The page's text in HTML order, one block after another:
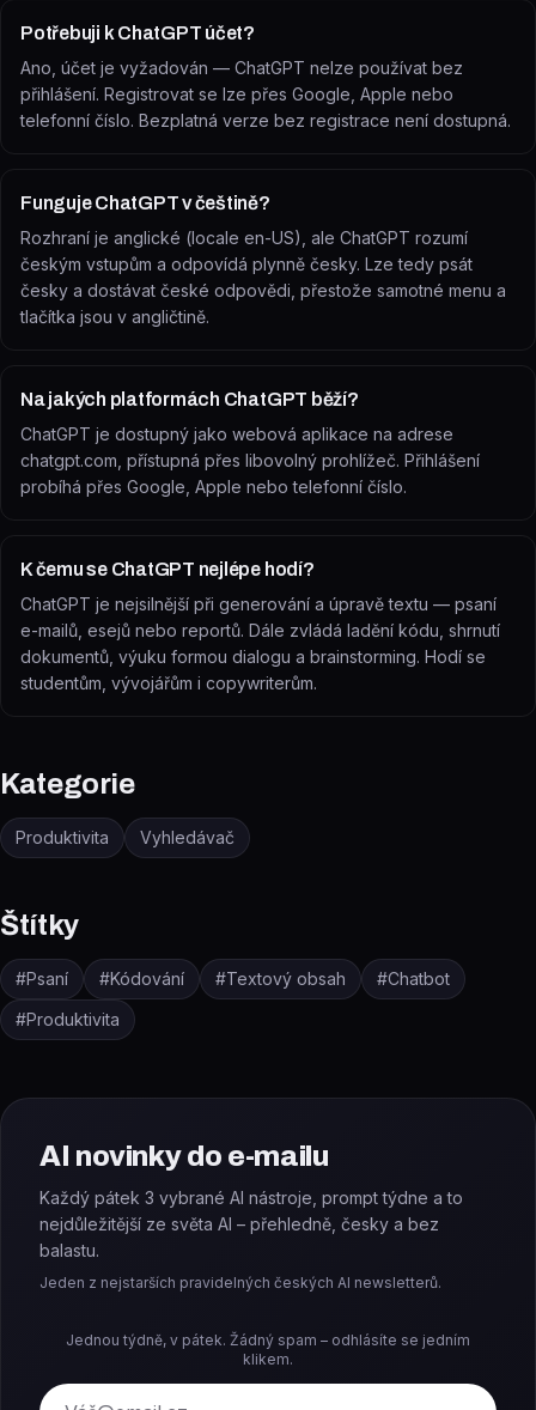
Potřebuji k ChatGPT účet?
Ano, účet je vyžadován — ChatGPT nelze používat bez
přihlášení. Registrovat se lze přes Google, Apple nebo
telefonní číslo. Bezplatná verze bez registrace není dostupná.
Funguje ChatGPT v češtině?
Rozhraní je anglické (locale en-US), ale ChatGPT rozumí
českým vstupům a odpovídá plynně česky. Lze tedy psát
česky a dostávat české odpovědi, přestože samotné menu a
tlačítka jsou v angličtině.
Na jakých platformách ChatGPT běží?
ChatGPT je dostupný jako webová aplikace na adrese
chatgpt.com, přístupná přes libovolný prohlížeč. Přihlášení
probíhá přes Google, Apple nebo telefonní číslo.
K čemu se ChatGPT nejlépe hodí?
ChatGPT je nejsilnější při generování a úpravě textu — psaní
e-mailů, esejů nebo reportů. Dále zvládá ladění kódu, shrnutí
dokumentů, výuku formou dialogu a brainstorming. Hodí se
studentům, vývojářům i copywriterům.
Kategorie
Produktivita Vyhledávač
Štítky
#Psaní #Kódování #Textový obsah #Chatbot
#Produktivita
AI novinky do e-mailu
Každý pátek 3 vybrané AI nástroje, prompt týdne a to
nejdůležitější ze světa AI – přehledně, česky a bez
balastu.
Jeden z nejstarších pravidelných českých AI newsletterů.
Jednou týdně, v pátek. Žádný spam – odhlásíte se jedním
klikem.
E-mail